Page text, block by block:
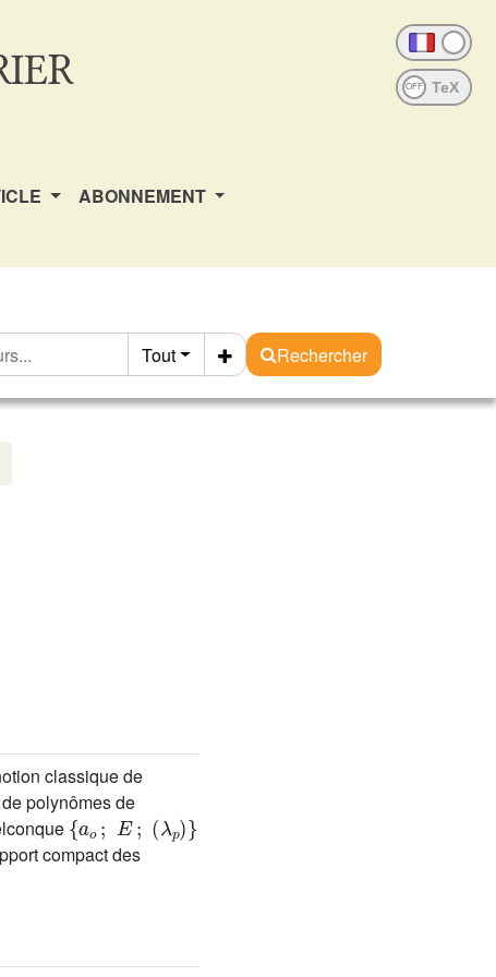
OFF
ABONNEMENT
Tout
Rechercher
classique de
polynômes de
{ao;E;
(λp)}
compact des